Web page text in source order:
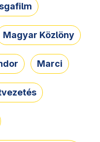
Magyar Közlöny
Marci